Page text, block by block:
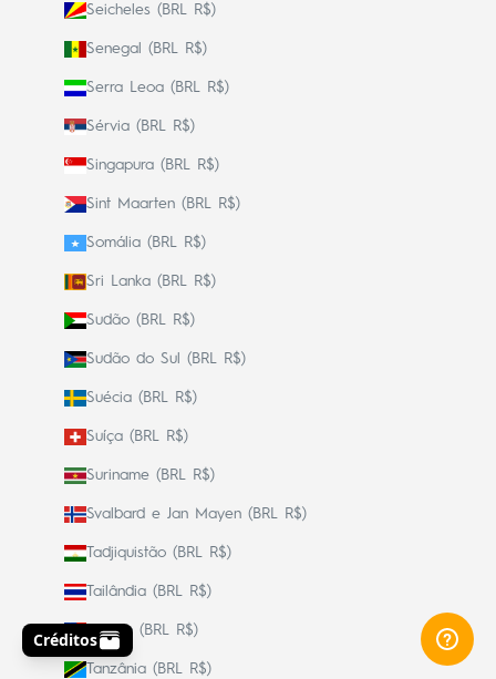
Seicheles (BRL R$)
Senegal (BRL R$)
Serra Leoa (BRL R$)
Sérvia (BRL R$)
Singapura (BRL R$)
Sint Maarten (BRL R$)
Somália (BRL R$)
Sri Lanka (BRL R$)
Sudão (BRL R$)
Sudão do Sul (BRL R$)
Suécia (BRL R$)
Suíça (BRL R$)
Suriname (BRL R$)
Svalbard e Jan Mayen (BRL R$)
Tadjiquistão (BRL R$)
Tailândia (BRL R$)
Taiwan (BRL R$)
Tanzânia (BRL R$)